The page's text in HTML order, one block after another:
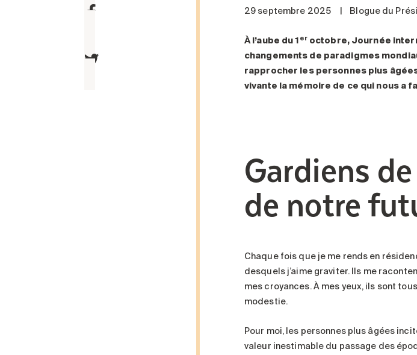
29 septembre 2025 Blogue du
À l’aube du 1 eroctobre, Journée
changements de paradigmes
rapprocher les personnes plus
vivante la mémoire de ce qui nous a
Gardiens
de notre
Chaque fois que je me rends en
desquels j’aime graviter. Ils me
mes croyances. À mes yeux, ils sont
modestie.
Pour moi, les personnes plus âgées
valeur inestimable du passage des